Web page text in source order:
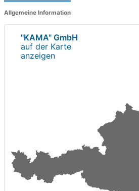
Allgemeine Information
"KAMA" GmbH
auf der Karte
anzeigen